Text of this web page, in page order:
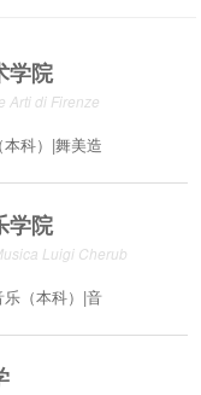
学院
Arti di Firenze
科）|舞美造
学院
Luigi Cherub
（本科）|音